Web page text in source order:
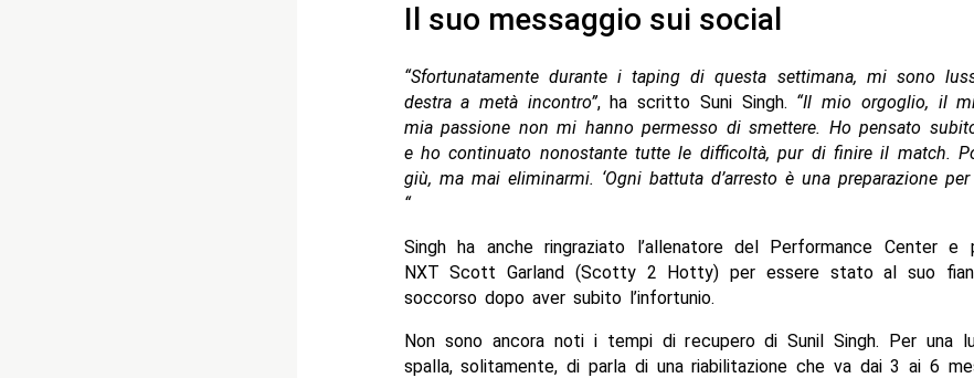
Il suo messaggio sui social
“Sfortunatamente durante i taping di questa settimana, mi sono
destra a metà incontro”, ha scritto Suni Singh. “Il mio orgoglio, il
mia passione non mi hanno permesso di smettere. Ho pensato
e ho continuato nonostante tutte le difficoltà, pur di finire il match.
giù, ma mai eliminarmi. ‘Ogni battuta d’arresto è una preparazione per
“
Singh ha anche ringraziato l’allenatore del Performance Center e
NXT Scott Garland (Scotty 2 Hotty) per essere stato al suo
soccorso dopo aver subito l’infortunio.
Non sono ancora noti i tempi di recupero di Sunil Singh. Per una
spalla, solitamente, di parla di una riabilitazione che va dai 3 ai 6